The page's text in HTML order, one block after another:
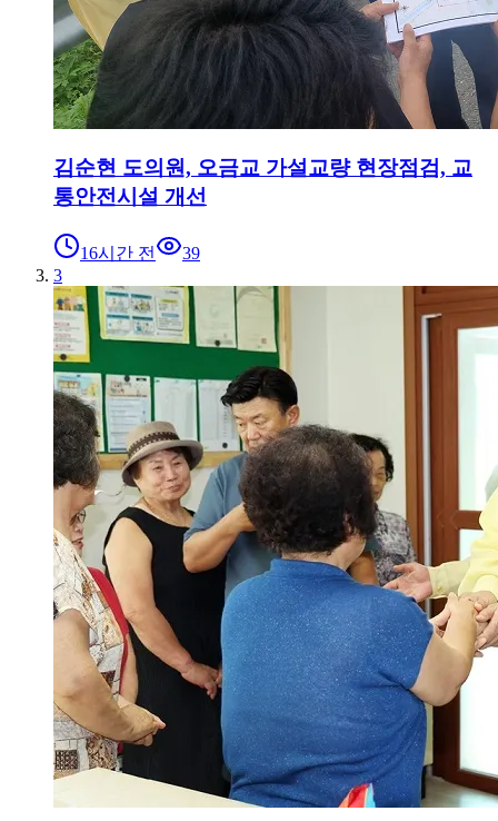
김순현 도의원, 오금교 가설교량 현장점검, 교
통안전시설 개선
16시간 전
39
3